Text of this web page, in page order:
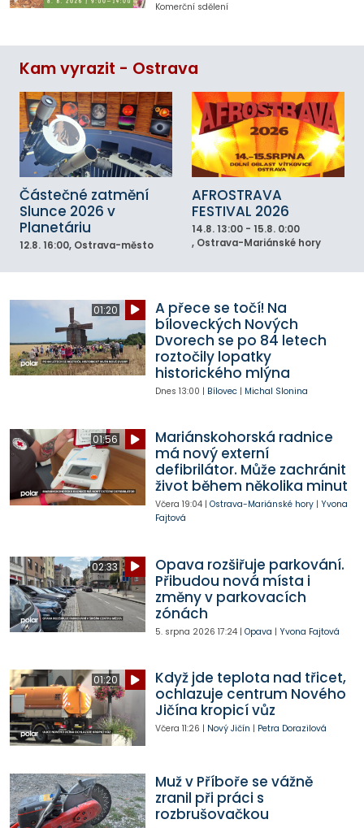
Komerční sdělení
Kam vyrazit - Ostrava
Částečné zatmění
Slunce 2026 v
Planetáriu
12.8. 16:00, Ostrava-město
AFROSTRAVA
FESTIVAL 2026
14.8. 13:00 - 15.8. 0:00
, Ostrava-Mariánské hory
01:20
A přece se točí! Na
bíloveckých Nových
Dvorech se po 84 letech
roztočily lopatky
historického mlýna
Dnes 13:00 | Bílovec| Michal Slonina
01:56
Mariánskohorská radnice
má nový externí
defibrilátor. Může zachránit
život během několika minut
Včera 19:04| Ostrava-Mariánské hory| Yvona
Fajtová
02:33
Opava rozšiřuje parkování.
Přibudou nová místa i
změny v parkovacích
zónách
5. srpna 2026 17:24| Opava | Yvona Fajtová
01:20
Když jde teplota nad třicet,
ochlazuje centrum Nového
Jičína kropicí vůz
Včera 11:26 | Nový Jičín | Petra Dorazilová
Muž v Příboře se vážně
zranil při práci s
rozbrušovačkou